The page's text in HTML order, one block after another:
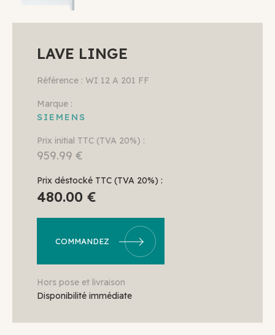
LAVE LINGE
Référence : WI 12 A 201 FF
Marque :
SIEMENS
Prix initial TTC (TVA 20%) :
959.99 €
Prix déstocké TTC (TVA 20%) :
480.00 €
COMMANDEZ
Hors pose et livraison
Disponibilité immédiate